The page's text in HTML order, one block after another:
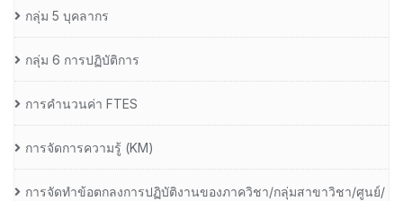
กลุ่ม 5 บุคลากร
กลุ่ม 6 การปฏิบัติการ
การคำนวนค่า FTES
การจัดการความรู้ (KM)
การจัดทำข้อตกลงการปฏิบัติงานของภาควิชา/กลุ่มสาขาวิชา/ศูนย์/